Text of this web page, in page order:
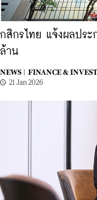
กสิกรไทย แจ้งผลประ
ล้าน
NEWS |
FINANCE &
21 Jan 2026